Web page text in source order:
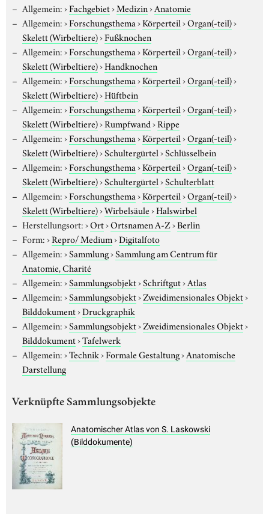
Allgemein:›Fachgebiet›Medizin›Anatomie
Allgemein:›Forschungsthema›Körperteil›Organ(-teil)›
Skelett (Wirbeltiere)›Fußknochen
Allgemein:›Forschungsthema›Körperteil›Organ(-teil)›
Skelett (Wirbeltiere)›Handknochen
Allgemein:›Forschungsthema›Körperteil›Organ(-teil)›
Skelett (Wirbeltiere)›Hüftbein
Allgemein:›Forschungsthema›Körperteil›Organ(-teil)›
Skelett (Wirbeltiere)›Rumpfwand›Rippe
Allgemein:›Forschungsthema›Körperteil›Organ(-teil)›
Skelett (Wirbeltiere)›Schultergürtel›Schlüsselbein
Allgemein:›Forschungsthema›Körperteil›Organ(-teil)›
Skelett (Wirbeltiere)›Schultergürtel›Schulterblatt
Allgemein:›Forschungsthema›Körperteil›Organ(-teil)›
Skelett (Wirbeltiere)›Wirbelsäule›Halswirbel
Herstellungsort:›Ort›Ortsnamen A-Z›Berlin
Form:›Repro/ Medium›Digitalfoto
Allgemein:›Sammlung›Sammlung am Centrum für
Anatomie, Charité
Allgemein:›Sammlungsobjekt›Schriftgut›Atlas
Allgemein:›Sammlungsobjekt›Zweidimensionales Objekt›
Bilddokument›Druckgraphik
Allgemein:›Sammlungsobjekt›Zweidimensionales Objekt›
Bilddokument›Tafelwerk
Allgemein:›Technik›Formale Gestaltung›Anatomische
Darstellung
Verknüpfte Sammlungsobjekte
Anatomischer Atlas von S. Laskowski
(Bilddokumente)